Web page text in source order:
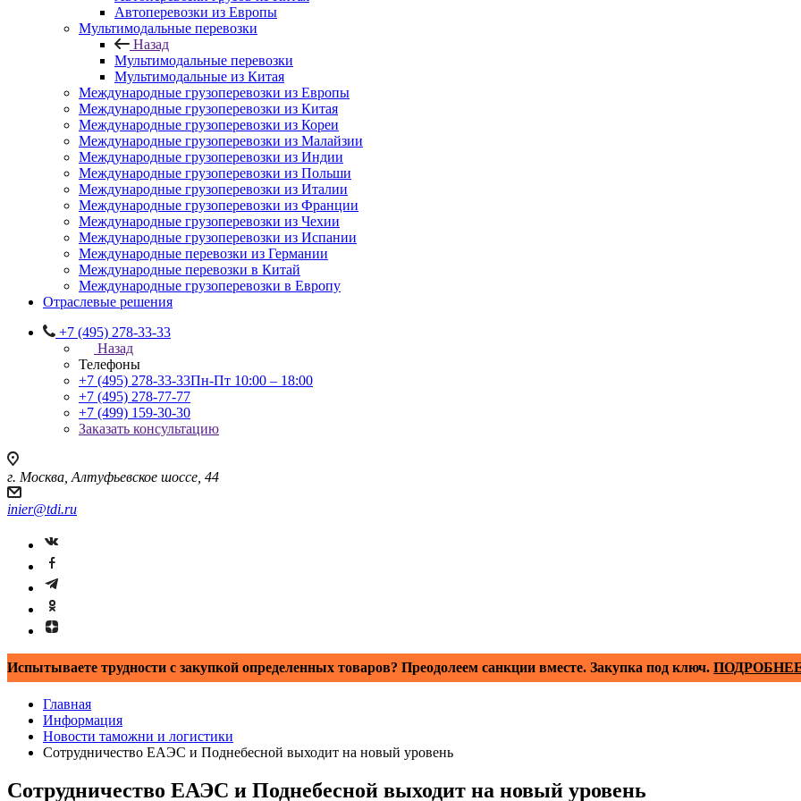
Автоперевозки из Европы
Мультимодальные перевозки
Назад
Мультимодальные перевозки
Мультимодальные из Китая
Международные грузоперевозки из Европы
Международные грузоперевозки из Китая
Международные грузоперевозки из Кореи
Международные грузоперевозки из Малайзии
Международные грузоперевозки из Индии
Международные грузоперевозки из Польши
Международные грузоперевозки из Италии
Международные грузоперевозки из Франции
Международные грузоперевозки из Чехии
Международные грузоперевозки из Испании
Международные перевозки из Германии
Международные перевозки в Китай
Международные грузоперевозки в Европу
Отраслевые решения
+7 (495) 278-33-33
Назад
Телефоны
+7 (495) 278-33-33Пн-Пт 10:00 – 18:00
+7 (495) 278-77-77
+7 (499) 159-30-30
Заказать консультацию
г. Москва, Алтуфьевское шоссе, 44
inier@tdi.ru
Испытываете трудности с закупкой определенных товаров? Преодолеем санкции вместе. Закупка под ключ.
Главная
Информация
Новости таможни и логистики
Сотрудничество ЕАЭС и Поднебесной выходит на новый уровень
Сотрудничество ЕАЭС и Поднебесной выходит на новый уровень